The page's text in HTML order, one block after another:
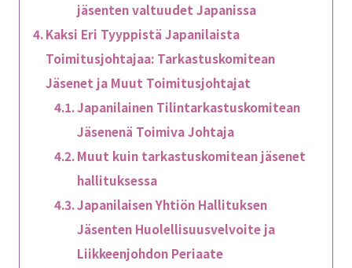
jäsenten valtuudet Japanissa
Kaksi Eri Tyyppistä Japanilaista
Toimitusjohtajaa: Tarkastuskomitean
Jäsenet ja Muut Toimitusjohtajat
Japanilainen Tilintarkastuskomitean
Jäsenenä Toimiva Johtaja
Muut kuin tarkastuskomitean jäsenet
hallituksessa
Japanilaisen Yhtiön Hallituksen
Jäsenten Huolellisuusvelvoite ja
Liikkeenjohdon Periaate